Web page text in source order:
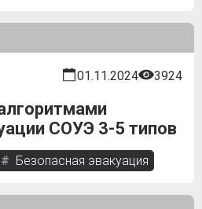
01.11.2024 3924
СОУЭ 3-5 типов
Безопасная эвакуация